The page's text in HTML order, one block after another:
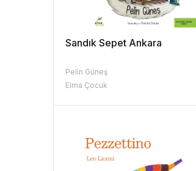
Sandık Sepet Ankara
Pelin Güneş
Elma Çocuk